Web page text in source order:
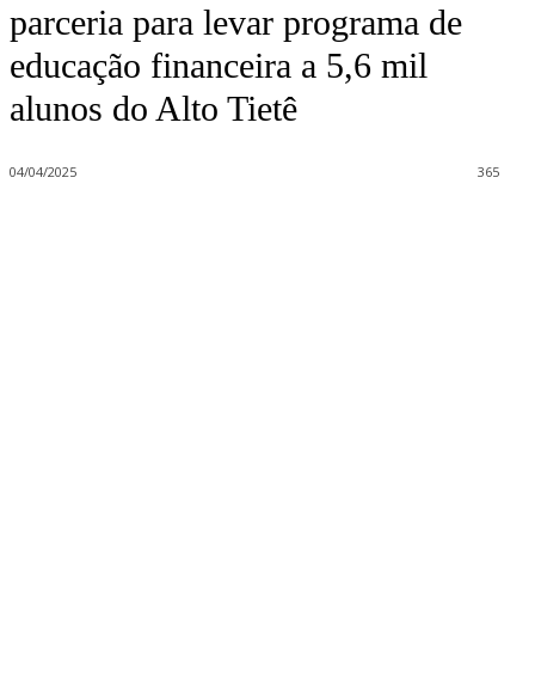
parceria para levar programa de
educação financeira a 5,6 mil
alunos do Alto Tietê
04/04/2025 365